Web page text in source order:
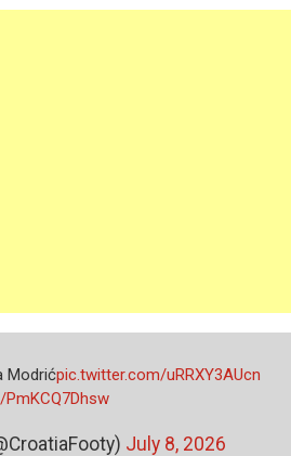
Modrićpic.twitter.com/uRRXY3AUcn
July 8, 2026